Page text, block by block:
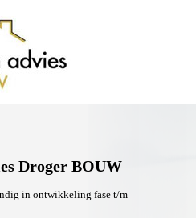
Droger BOUW
in ontwikkeling fase t/m